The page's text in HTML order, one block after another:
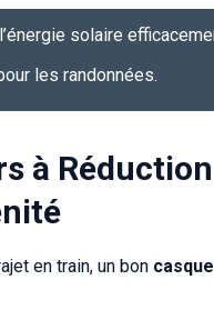
solaire
les randonnées.
à
en train, un bon